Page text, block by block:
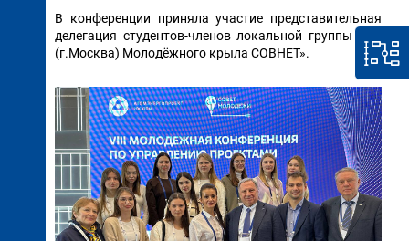
В конференции приняла участие представительная
делегация студентов-членов локальной группы ГУУ
(г.Москва) Молодёжного крыла СОВНЕТ».